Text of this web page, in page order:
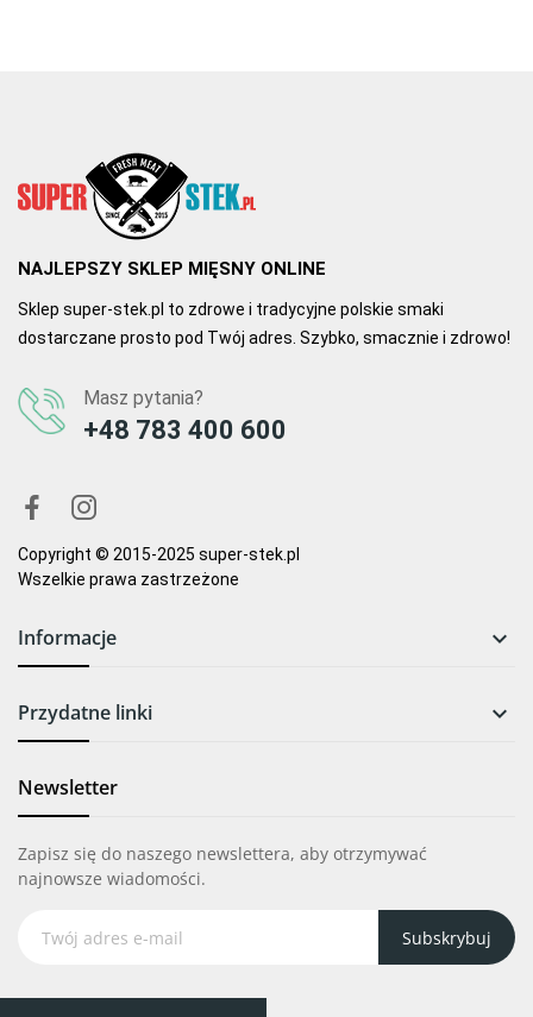
NAJLEPSZY SKLEP MIĘSNY ONLINE
Sklep super-stek.pl to zdrowe i tradycyjne polskie smaki
dostarczane prosto pod Twój adres. Szybko, smacznie i zdrowo!
Masz pytania?
+48 783 400 600
Copyright © 2015-2025 super-stek.pl
Wszelkie prawa zastrzeżone
Informacje 
Przydatne linki 
Newsletter
Zapisz się do naszego newslettera, aby otrzymywać
najnowsze wiadomości.
Subskrybuj